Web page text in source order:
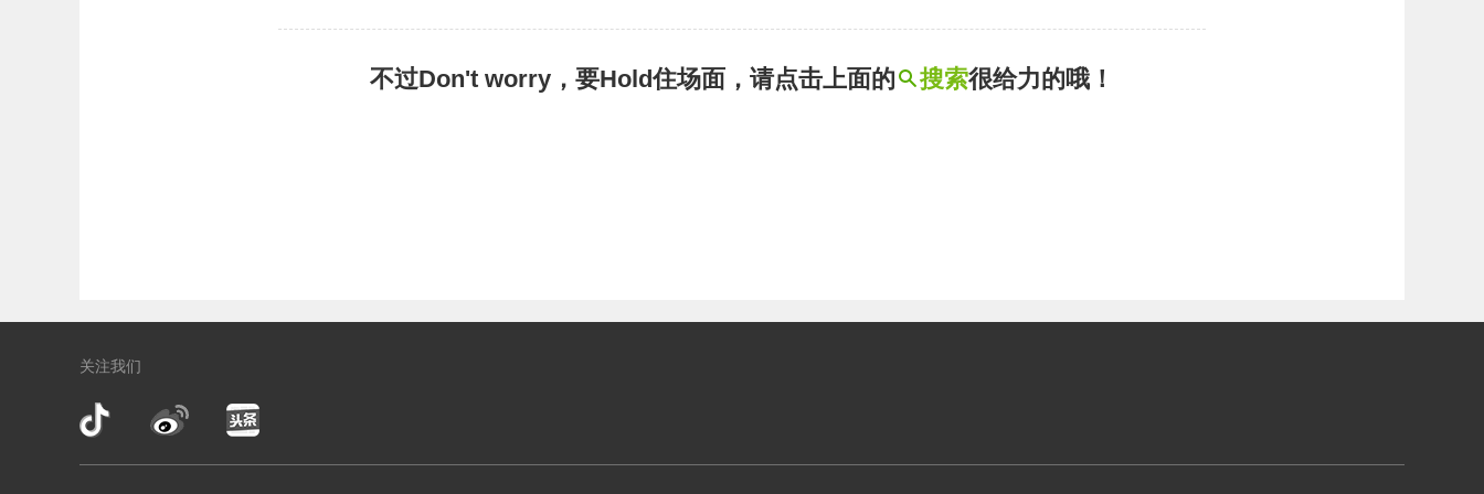
不过Don't worry，要Hold住场面，请点击上面的 搜索很给力的哦！
关注我们